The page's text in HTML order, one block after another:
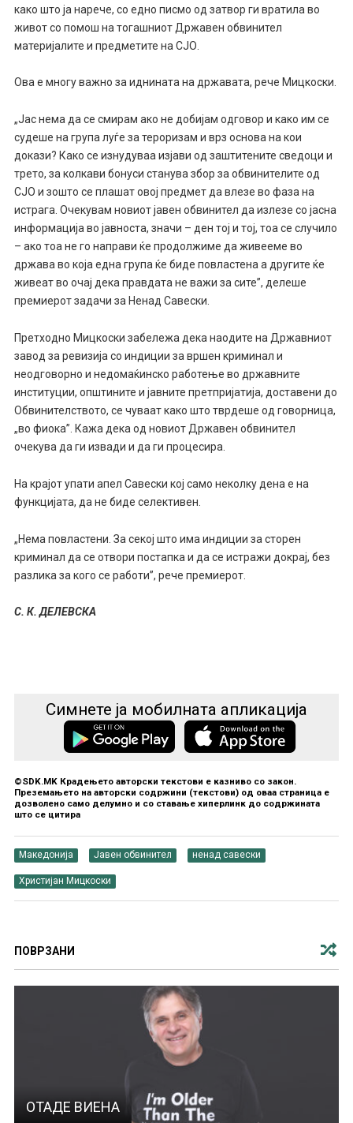
како што ја нарече, со едно писмо од затвор ги вратила во
живот со помош на тогашниот Државен обвинител
материјалите и предметите на СЈО.
Ова е многу важно за иднината на државата, рече Мицкоски.
„Јас нема да се смирам ако не добијам одговор и како им се
судеше на група луѓе за тероризам и врз основа на кои
докази? Како се изнудуваа изјави од заштитените сведоци и
трето, за колкави бонуси станува збор за обвинителите од
СЈО и зошто се плашат овој предмет да влезе во фаза на
истрага. Очекувам новиот јавен обвинител да излезе со јасна
информација во јавноста, значи – ден тој и тој, тоа се случило
– ако тоа не го направи ќе продолжиме да живееме во
држава во која една група ќе биде повластена а другите ќе
живеат во очај дека правдата не важи за сите”, делеше
премиерот задачи за Ненад Савески.
Претходно Мицкоски забележа дека наодите на Државниот
завод за ревизија со индиции за вршен криминал и
неодговорно и недомаќинско работење во државните
институции, општините и јавните претпријатија, доставени до
Обвинителството, се чуваат како што тврдеше од говорница,
„во фиока”. Кажа дека од новиот Државен обвинител
очекува да ги извади и да ги процесира.
На крајот упати апел Савески кој само неколку дена е на
функцијата, да не биде селективен.
„Нема повластени. За секој што има индиции за сторен
криминал да се отвори постапка и да се истражи докрај, без
разлика за кого се работи”, рече премиерот.
С. К. ДЕЛЕВСКА
Симнете ја мобилната апликација
©SDK.MK Крадењето авторски текстови е казниво со закон.
Преземањето на авторски содржини (текстови) од оваа страница е
дозволено само делумно и со ставање хиперлинк до содржината
што се цитира
Македонија Јавен обвинител ненад савески
Христијан Мицкоски
ПОВРЗАНИ
ОТАДЕ ВИЕНА